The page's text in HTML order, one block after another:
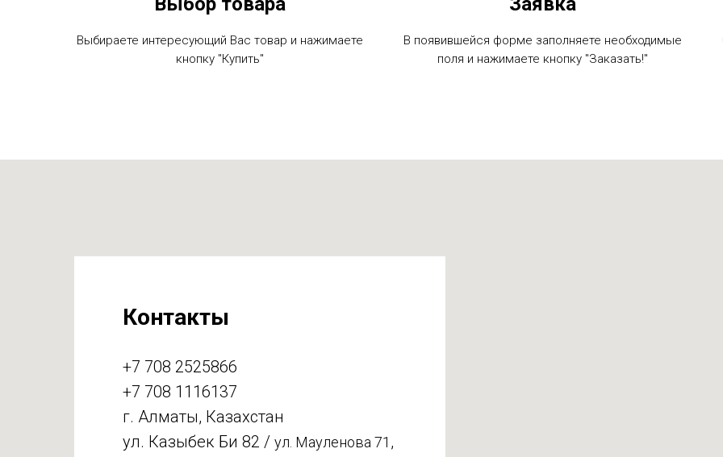
Выбираете интересующий Вас товар и нажимаете
кнопку "Купить"
В появившейся форме заполняете необходимые
поля и нажимаете кнопку "Заказать!"
Контакты
+7 708 2525866
+7 708 1116137
г. Алматы, Казахстан
ул. Казыбек Би 82 / ул. Мауленова 71 ,